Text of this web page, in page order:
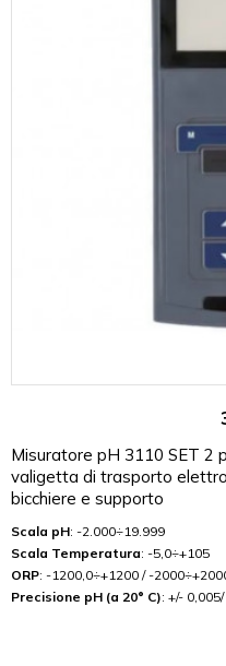
Misuratore pH 3110 SET 2
valigetta di trasporto
bicchiere e supporto
Scala pH: -2.000÷19.999
Scala Temperatura: -5,0÷+105
ORP: -1200,0÷+1200 / -
Precisione pH (a 20° C): +/-